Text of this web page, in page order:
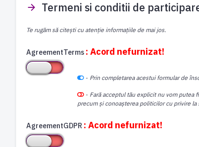
Termeni si conditii de
Te rugăm să citești cu atenție informațiile de mai jos.
AgreementTerms : Acord nefurnizat!
- Prin completarea acestui formular de
- Fară acceptul tău explicit nu vom putea
precum și conoașterea politicilor cu privire
AgreementGDPR : Acord nefurnizat!